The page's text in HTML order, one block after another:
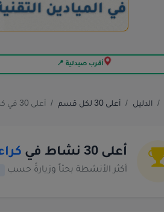
أقرب صيدلية 📍
الدليل أعلى 30 لكل قسم أعلى 30 في كراء لوازم المناسبات
أعلى 30 نشاط في
أكثر الأنشطة بحثاً وزيارةً حسب